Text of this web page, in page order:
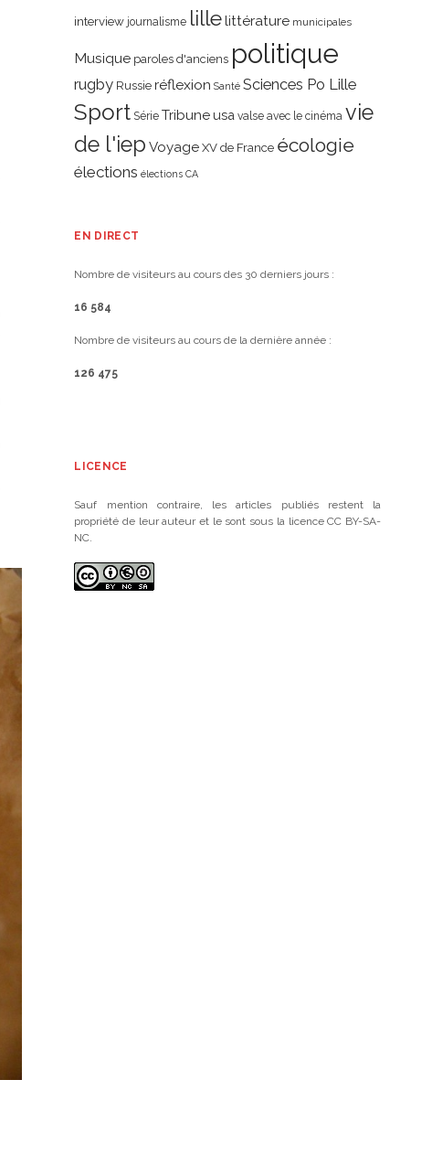
interview journalisme lillelittérature municipales
Musique paroles d'anciens politique
rugby Russie réflexion Santé Sciences Po Lille
Sport Série Tribune usa valse avec le cinéma vie
de l'iep Voyage XV de France écologie
élections élections CA
EN DIRECT
Nombre de visiteurs au cours des 30 derniers jours :
16 584
Nombre de visiteurs au cours de la dernière année :
126 475
LICENCE
Sauf mention contraire, les articles publiés restent la
propriété de leur auteur et le sont sous la licence CC BY-SA-
NC.